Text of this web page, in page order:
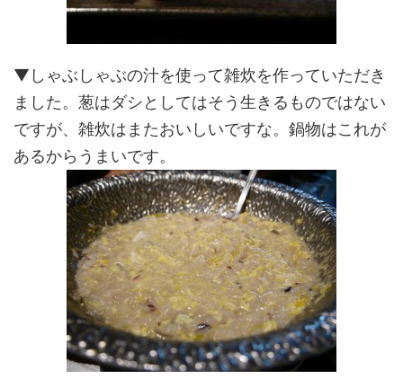
▼しゃぶしゃぶの汁を使って雑炊を作っていただき
ました。葱はダシとしてはそう生きるものではない
ですが、雑炊はまたおいしいですな。鍋物はこれが
あるからうまいです。